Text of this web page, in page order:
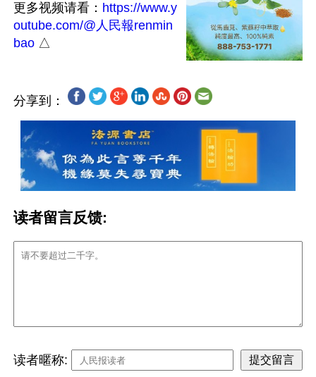
更多视频请看： https://www.y
outube.com/@人民報renmin
bao
分享到：
读者留言反馈:
读者暱称: